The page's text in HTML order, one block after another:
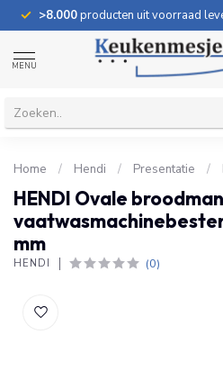
100 dagen
MENU
Home / Hendi / Presentatie /
HENDI Ovale
mm
HENDI (0)